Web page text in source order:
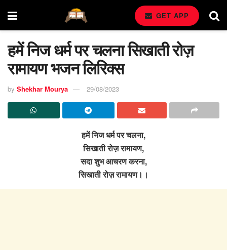
GET APP
हमें निज धर्म पर चलना सिखाती रोज़
रामायण भजन लिरिक्स
by Shekhar Mourya 29/08/2023
हमें निज धर्म पर चलना,
सिखाती रोज़ रामायण,
सदा शुभ आचरण करना,
सिखाती रोज़ रामायण।।